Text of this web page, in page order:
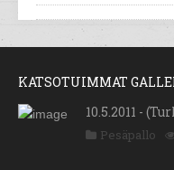
KATSOTUIMMAT
10.5.2011 -
Pesäpallo